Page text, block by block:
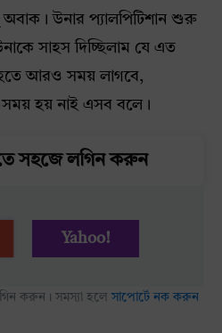
উনার প্যালপিটিশান শুরু
সাহস দিচ্ছিলাম যে এত
হতে আরও সময় লাগবে,
হয় নাই এসব বলে।
সহজে লগিন করুন
Yahoo!
করুন। সমস্যা হলে সাপোর্টে নক করুন